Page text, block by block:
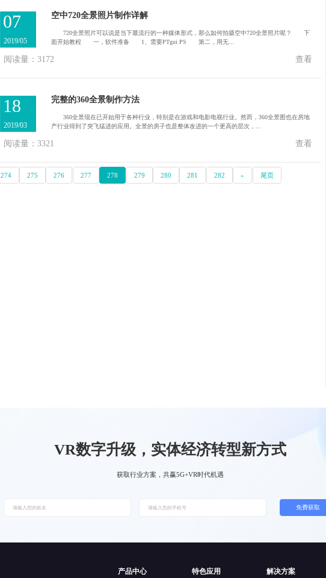
空中720全景照片制作详解
720全景照片可以说是当下最流行的一种媒体形式，那么如何拍摄空中720全景照片呢？ 下
面开始教程 一，软件准备 1、需要PTgui PS 第二，用无...
阅读量：3172 查看
07
2019/05
完整的360全景制作方法
360全景现在已开始用于各种行业，特别是在游戏和电影电视行业。然而，360全景图也在房地
产行业得到了突飞猛进的应用。全景的房子也是整体改进的一个更高的层次，...
阅读量：3321 查看
18
2019/03
274 275 276 277 278 279 280 281 282 » 尾页
VR数字升级，实体经济转型新方式
获取行业方案，共赢5G+VR时代机遇
免费获取
产品中心 特色应用 解决方案